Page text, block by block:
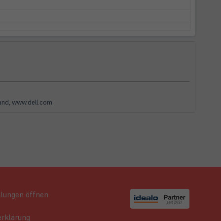
www.dell.com
öffnen